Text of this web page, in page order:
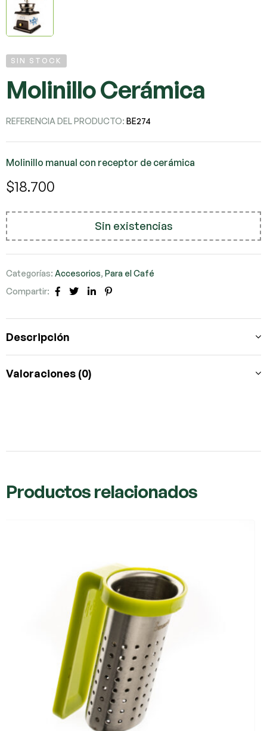
SIN STOCK
Molinillo Cerámica
REFERENCIA DEL PRODUCTO: BE274
Molinillo manual con receptor de cerámica
$18.700
Sin existencias
Categorías: Accesorios, Para el Café
Compartir:
Facebook
TwitterLinkedIn
Descripción
Valoraciones (0)
Productos relacionados